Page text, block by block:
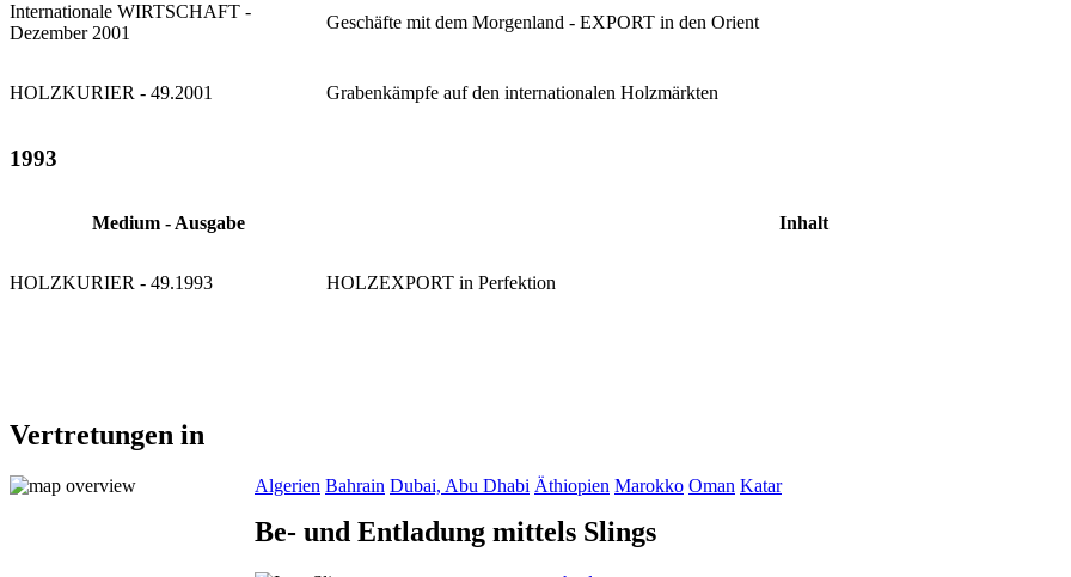
Internationale WIRTSCHAFT -
Dezember 2001
Geschäfte mit dem Morgenland - EXPORT in den Orient
HOLZKURIER - 49.2001 Grabenkämpfe auf den internationalen Holzmärkten
1993
Medium - Ausgabe Inhalt
HOLZKURIER - 49.1993 HOLZEXPORT in Perfektion
Vertretungen in
Algerien Bahrain Dubai, Abu Dhabi Äthiopien Marokko Oman Katar
Be- und Entladung mittels Slings